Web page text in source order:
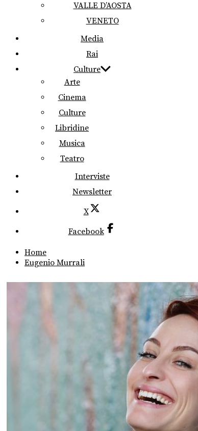
VALLE D’AOSTA
VENETO
Media
Rai
Culture
Arte
Cinema
Culture
Libridine
Musica
Teatro
Interviste
Newsletter
X
Facebook
Home
Eugenio Murrali